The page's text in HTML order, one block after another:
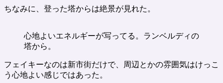
ちなみに、登った塔からは絶景が見れた。
心地よいエネルギーが写ってる。ランベルディの
塔から。
フェイキーなのは新市街だけで、周辺とかの雰囲気はけっこ
う心地よい感じではあった。